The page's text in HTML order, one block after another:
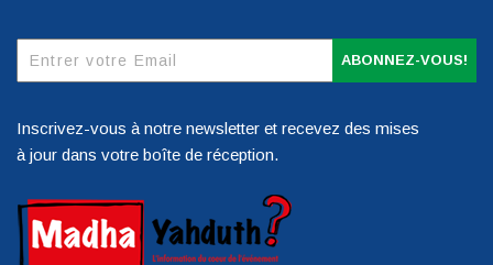
ABONNEZ-VOUS!
Inscrivez-vous à notre newsletter et recevez des mises
à jour dans votre boîte de réception.